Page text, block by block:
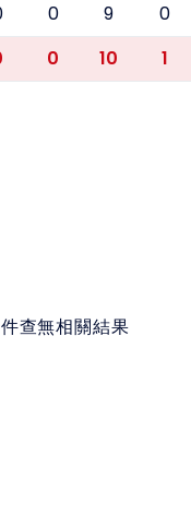
0 9 0
0 10 1
查無相關結果